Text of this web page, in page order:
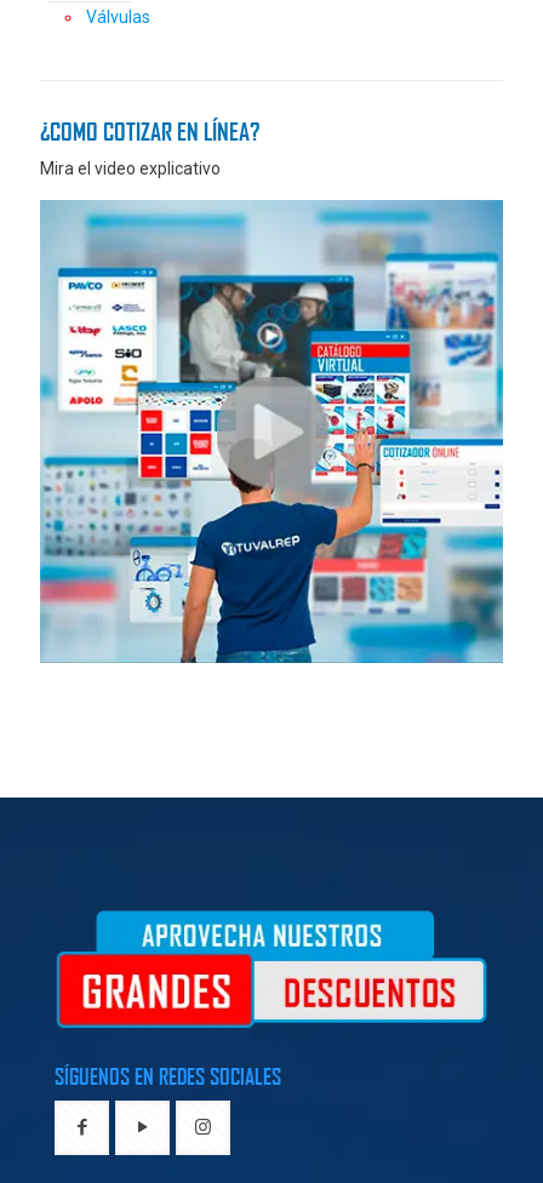
Válvulas
¿COMO COTIZAR EN LÍNEA?
Mira el video explicativo
SÍGUENOS EN REDES SOCIALES